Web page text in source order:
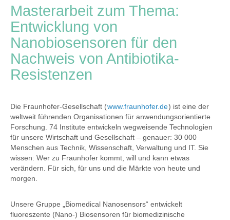
Masterarbeit zum Thema:
Entwicklung von
Nanobiosensoren für den
Nachweis von Antibiotika-
Resistenzen
Die Fraunhofer-Gesellschaft (www.fraunhofer.de) ist eine der
weltweit führenden Organisationen für anwendungsorientierte
Forschung. 74 Institute entwickeln wegweisende Technologien
für unsere Wirtschaft und Gesellschaft – genauer: 30 000
Menschen aus Technik, Wissenschaft, Verwaltung und IT. Sie
wissen: Wer zu Fraunhofer kommt, will und kann etwas
verändern. Für sich, für uns und die Märkte von heute und
morgen.
Unsere Gruppe „Biomedical Nanosensors“ entwickelt
fluoreszente (Nano-) Biosensoren für biomedizinische